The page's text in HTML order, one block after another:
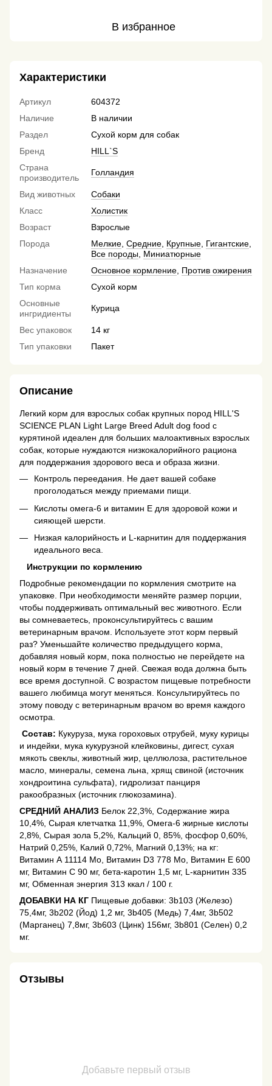
В избранное
Характеристики
Артикул
604372
Наличие
В наличии
Раздел
Сухой корм для собак
Бренд
HILL`S
Страна
производитель
Голландия
Вид животных
Собаки
Класс
Холистик
Возраст
Взрослые
Порода
Мелкие Средние Крупные Гигантские
Все породы Миниатюрные
Назначение
Основное кормление Против ожирения
Тип корма
Сухой корм
Основные
ингридиенты
Курица
Вес упаковок
14 кг
Тип упаковки
Пакет
Описание
Легкий корм для взрослых собак крупных пород HILL'S
SCIENCE PLAN Light Large Breed Adult dog food с
курятиной идеален для больших малоактивных взрослых
собак, которые нуждаются низкокалорийного рациона
для поддержания здорового веса и образа жизни.
Контроль переедания. Не дает вашей собаке
проголодаться между приемами пищи.
Кислоты омега-6 и витамин E для здоровой кожи и
сияющей шерсти.
Низкая калорийность и L-карнитин для поддержания
идеального веса.
Инструкции по кормлению
Подробные рекомендации по кормления смотрите на
упаковке. При необходимости меняйте размер порции,
чтобы поддерживать оптимальный вес животного. Если
вы сомневаетесь, проконсультируйтесь с вашим
ветеринарным врачом. Используете этот корм первый
раз? Уменьшайте количество предыдущего корма,
добавляя новый корм, пока полностью не перейдете на
новый корм в течение 7 дней. Свежая вода должна быть
все время доступной. С возрастом пищевые потребности
вашего любимца могут меняться. Консультируйтесь по
этому поводу с ветеринарным врачом во время каждого
осмотра.
Состав: Кукуруза, мука гороховых отрубей, муку курицы
и индейки, мука кукурузной клейковины, дигест, сухая
мякоть свеклы, животный жир, целлюлоза, растительное
масло, минералы, семена льна, хрящ свиной (источник
хондроитина сульфата), гидролизат панциря
ракообразных (источник глюкозамина).
СРЕДНИЙ АНАЛИЗ Белок 22,3%, Содержание жира
10,4%, Сырая клетчатка 11,9%, Омега-6 жирные кислоты
2,8%, Сырая зола 5,2%, Кальций 0, 85%, фосфор 0,60%,
Натрий 0,25%, Калий 0,72%, Магний 0,13%; на кг:
Витамин А 11114 Мo, Витамин D3 778 Мo, Витамин E 600
мг, Витамин C 90 мг, бета-каротин 1,5 мг, L-карнитин 335
мг, Обменная энергия 313 ккал / 100 г.
ДОБАВКИ НА КГ Пищевые добавки: 3b103 (Железо)
75,4мг, 3b202 (Йод) 1,2 мг, 3b405 (Медь) 7,4мг, 3b502
(Марганец) 7,8мг, 3b603 (Цинк) 156мг, 3b801 (Селен) 0,2
мг.
Отзывы
Добавьте первый отзыв